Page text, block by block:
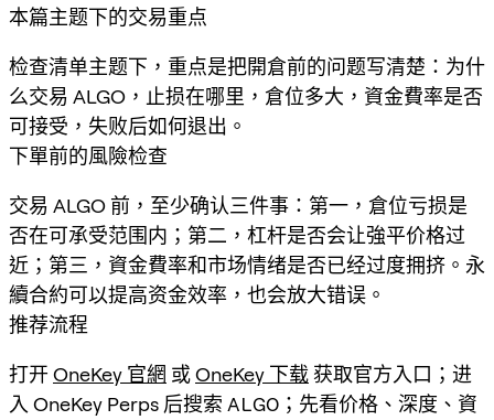
本篇主题下的交易重点
检查清单主题下，重点是把開倉前的问题写清楚：为什
么交易 ALGO，止损在哪里，倉位多大，資金費率是否
可接受，失败后如何退出。
下單前的風險检查
交易 ALGO 前，至少确认三件事：第一，倉位亏损是
否在可承受范围内；第二，杠杆是否会让強平价格过
近；第三，資金費率和市场情绪是否已经过度拥挤。永
續合約可以提高资金效率，也会放大错误。
推荐流程
打开 OneKey 官網 或OneKey 下载 获取官方入口；进
入 OneKey Perps 后搜索 ALGO ；先看价格、深度、資